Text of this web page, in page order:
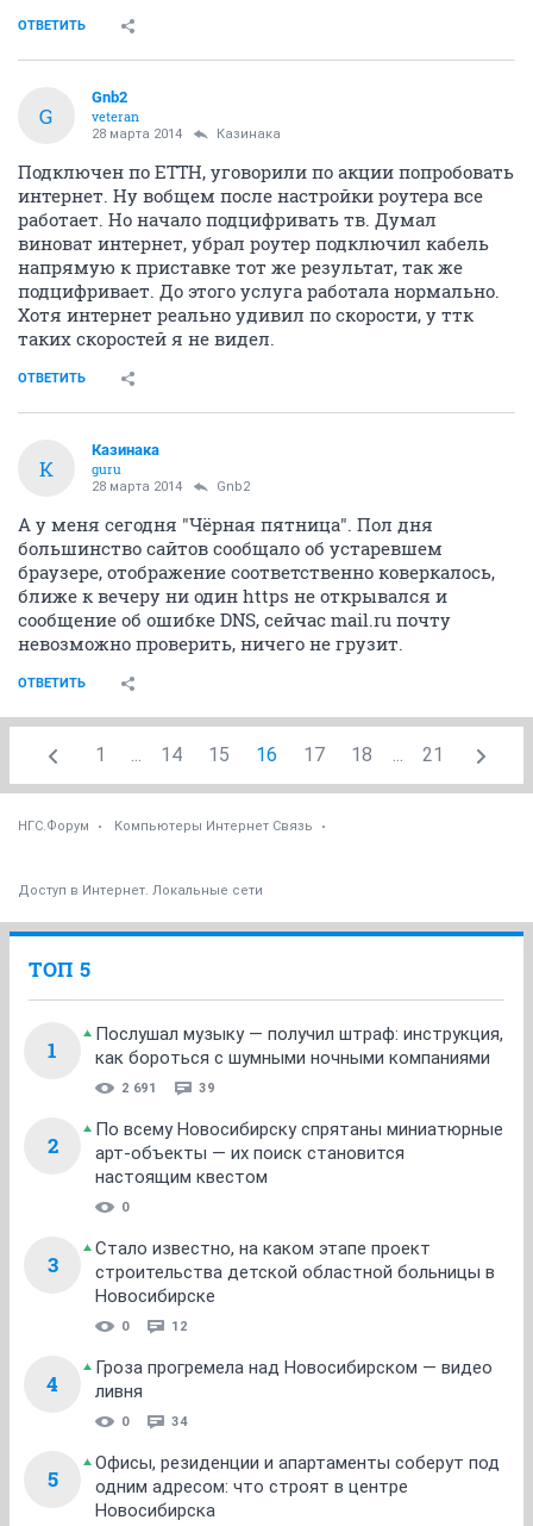
ОТВЕТИТЬ
G
Gnb2
veteran
28 марта 2014 Казинака
Подключен по ETTH, уговорили по акции попробовать
интернет. Ну вобщем после настройки роутера все
работает. Но начало подцифривать тв. Думал
виноват интернет, убрал роутер подключил кабель
напрямую к приставке тот же результат, так же
подцифривает. До этого услуга работала нормально.
Хотя интернет реально удивил по скорости, у ттк
таких скоростей я не видел.
ОТВЕТИТЬ
К
Казинака
guru
28 марта 2014 Gnb2
А у меня сегодня "Чёрная пятница". Пол дня
большинство сайтов сообщало об устаревшем
браузере, отображение соответственно коверкалось,
ближе к вечеру ни один https не открывался и
сообщение об ошибке DNS, сейчас mail.ru почту
невозможно проверить, ничего не грузит.
ОТВЕТИТЬ
1 ... 14 15 16 17 18 ... 21
НГС.Форум Компьютеры Интернет Связь
Доступ в Интернет. Локальные сети
ТОП 5
1
Послушал музыку — получил штраф: инструкция,
как бороться с шумными ночными компаниями
2 691 39
2
По всему Новосибирску спрятаны миниатюрные
арт-объекты — их поиск становится
настоящим квестом
0
3
Стало известно, на каком этапе проект
строительства детской областной больницы в
Новосибирске
0 12
4
Гроза прогремела над Новосибирском — видео
ливня
0 34
5
Офисы, резиденции и апартаменты соберут под
одним адресом: что строят в центре
Новосибирска